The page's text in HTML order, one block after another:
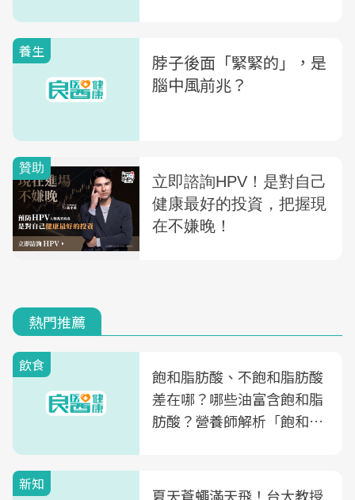
養生
脖子後面「緊緊的」，是
腦中風前兆？
熱門推薦
飲食
飽和脂肪酸、不飽和脂肪酸
差在哪？哪些油富含飽和脂
肪酸？營養師解析「飽和脂
新知
夏天蒼蠅滿天飛！台大教授